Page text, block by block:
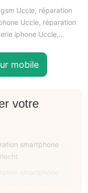
Uccle, réparation
Uccle, réparation
iphone Uccle,…
mobile
votre
smartphone
saint-jean